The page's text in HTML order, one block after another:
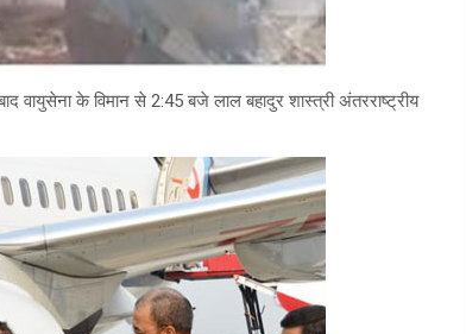
वायुसेना के विमान से 2:45 बजे लाल बहादुर शास्त्री अंतरराष्ट्रीय